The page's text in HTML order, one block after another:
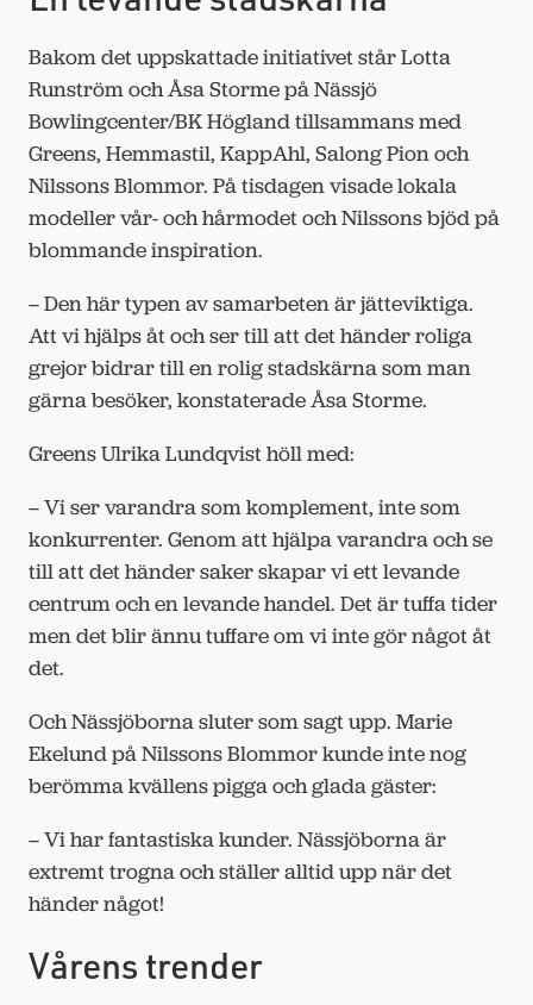
Bakom det uppskattade initiativet står Lotta
Runström och Åsa Storme på Nässjö
Bowlingcenter/BK Högland tillsammans med
Greens, Hemmastil, KappAhl, Salong Pion och
Nilssons Blommor. På tisdagen visade lokala
modeller vår- och hårmodet och Nilssons bjöd på
blommande inspiration.
– Den här typen av samarbeten är jätteviktiga.
Att vi hjälps åt och ser till att det händer roliga
grejor bidrar till en rolig stadskärna som man
gärna besöker, konstaterade Åsa Storme.
Greens Ulrika Lundqvist höll med:
– Vi ser varandra som komplement, inte som
konkurrenter. Genom att hjälpa varandra och se
till att det händer saker skapar vi ett levande
centrum och en levande handel. Det är tuffa tider
men det blir ännu tuffare om vi inte gör något åt
det.
Och Nässjöborna sluter som sagt upp. Marie
Ekelund på Nilssons Blommor kunde inte nog
berömma kvällens pigga och glada gäster:
– Vi har fantastiska kunder. Nässjöborna är
extremt trogna och ställer alltid upp när det
händer något!
Vårens trender